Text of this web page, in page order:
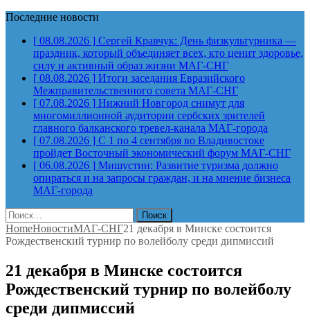
Последние новости
[ 08.08.2026 ] Сергей Кравчук: День физкультурника —
праздник, который объединяет всех, кто ценит здоровье,
силу и активный образ жизни МАГ-СНГ
[ 08.08.2026 ] Итоги заседания Евразийского
Межправительственного совета МАГ-СНГ
[ 07.08.2026 ] Нижний Новгород снимут для
многомиллионной аудитории сербских зрителей
главного балканского тревел-канала МАГ-города
[ 07.08.2026 ] С 1 по 4 сентября во Владивостоке
пройдет Восточный экономический форум МАГ-СНГ
[ 06.08.2026 ] Мишустин: Развитие туризма должно
опираться и на запросы граждан, и на мнение бизнеса
МАГ-города
Найти:
HomeНовостиМАГ-СНГ21 декабря в Минске состоится
Рождественский турнир по волейболу среди дипмиссий
21 декабря в Минске состоится
Рождественский турнир по волейболу
среди дипмиссий